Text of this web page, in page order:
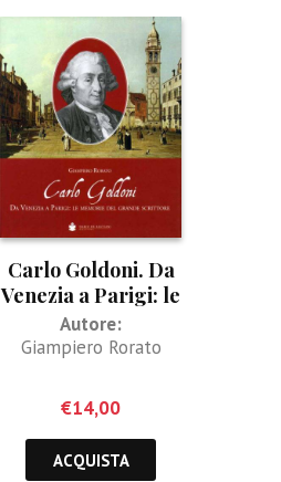
Carlo Goldoni. Da
Venezia a Parigi: le
memorie del
grande scrittore
Autore:
Giampiero Rorato
€14,00
ACQUISTA